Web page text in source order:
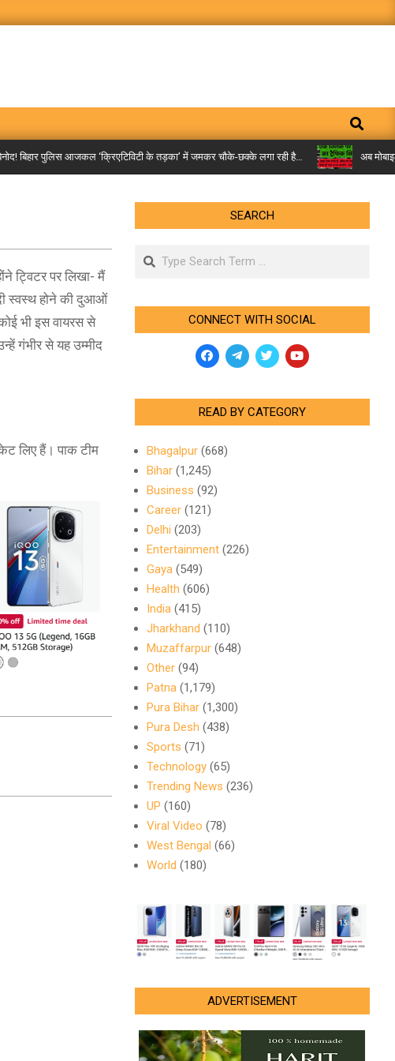
Search
पुलिस आजकल ‘क्रिएटिविटी के तड़का’ में जमकर चौके-छक्के लगा रही है… अब मोबाइल
ट्विटर पर लिखा- मैं
स्वस्थ होने की दुआओं
भी इस वायरस से
गंभीर से यह उम्मीद
लिए हैं। पाक टीम
SEARCH
Search
CONNECT WITH SOCIAL
READ BY CATEGORY
Bhagalpur(668)
Bihar(1,245)
Business (92)
Career(121)
Delhi (203)
Entertainment(226)
Gaya(549)
Health (606)
India(415)
Jharkhand (110)
Muzaffarpur(648)
Other(94)
Patna(1,179)
Pura Bihar(1,300)
Pura Desh (438)
Sports (71)
Technology(65)
Trending News (236)
UP (160)
Viral Video (78)
West Bengal (66)
World (180)
ADVERTISEMENT